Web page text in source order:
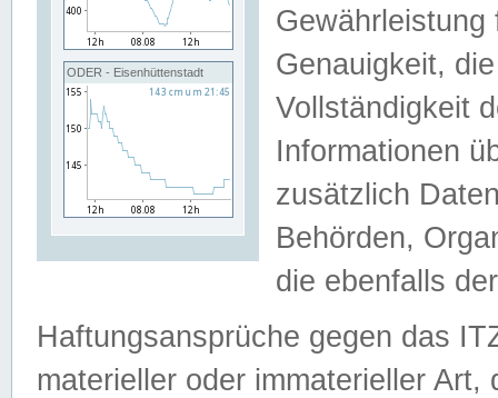
ODER - Eisenhüttenstadt
Genauigkeit,
Vollständigkeit
Informationen
zusätzlich
Behörden,
die ebenfalls
Haftungsansprüche gegen das
materieller oder immaterieller